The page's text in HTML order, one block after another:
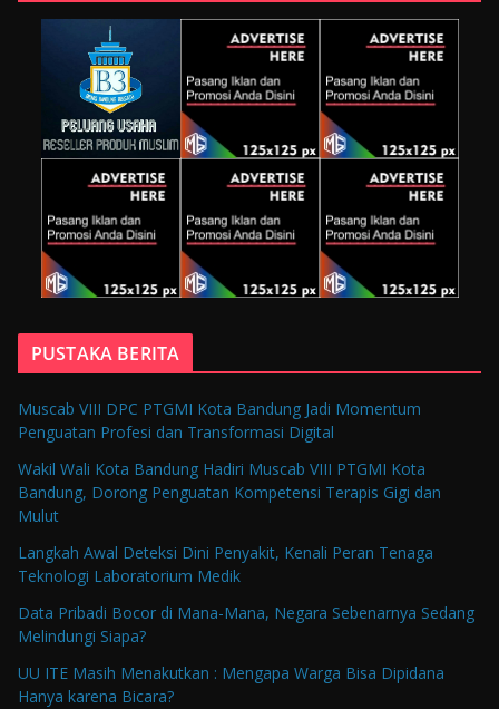
PUSTAKA BERITA
Muscab VIII DPC PTGMI Kota Bandung Jadi Momentum
Penguatan Profesi dan Transformasi Digital
Wakil Wali Kota Bandung Hadiri Muscab VIII PTGMI Kota
Bandung, Dorong Penguatan Kompetensi Terapis Gigi dan
Mulut
Langkah Awal Deteksi Dini Penyakit, Kenali Peran Tenaga
Teknologi Laboratorium Medik
Data Pribadi Bocor di Mana-Mana, Negara Sebenarnya Sedang
Melindungi Siapa?
UU ITE Masih Menakutkan : Mengapa Warga Bisa Dipidana
Hanya karena Bicara?